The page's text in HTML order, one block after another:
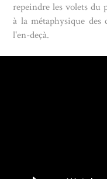
repeindre les volets du
à la métaphysique des
l'en-deçà.